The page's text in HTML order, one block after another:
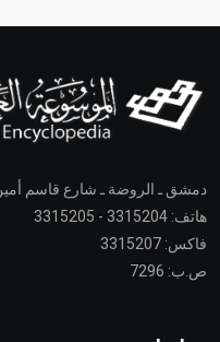
دمشق ـ الروضة ـ شارع قاسم أمين
هاتف: 3315204 - 3315205
فاكس: 3315207
ص.ب: 7296